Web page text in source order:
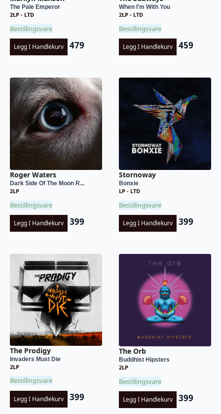
The Pale Emperor
2LP - LTD
Bestillingsvare
Legg I Handlekurv 479
When I'm With You
2LP - LTD
Bestillingsvare
Legg I Handlekurv 459
Roger Waters
Dark Side Of The Moon R...
2LP
Bestillingsvare
Legg I Handlekurv 399
Stornoway
Bonxie
LP - LTD
Bestillingsvare
Legg I Handlekurv 399
The Prodigy
Invaders Must Die
2LP
Bestillingsvare
Legg I Handlekurv 399
The Orb
Buddhist Hipsters
2LP
Bestillingsvare
Legg I Handlekurv 399